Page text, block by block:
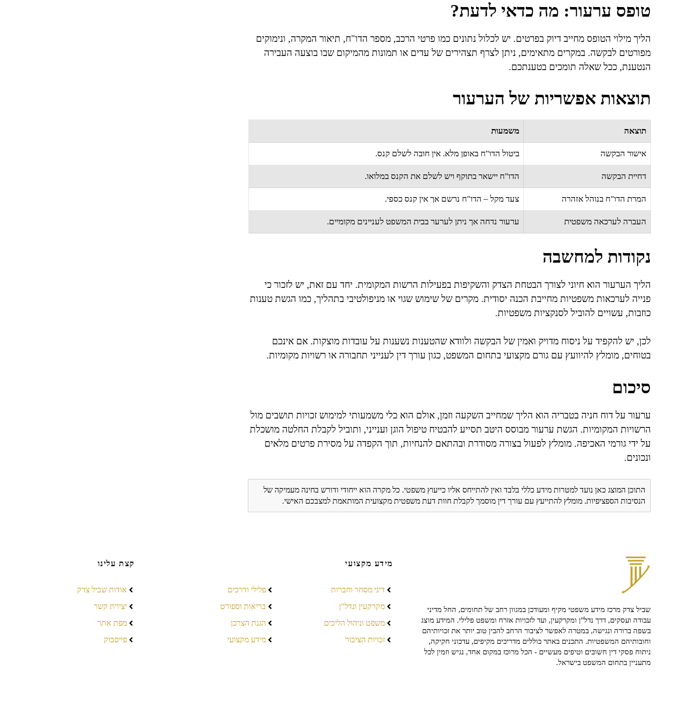
טופס ערעור: מה כדאי לדעת?
הליך מילוי הטופס מחייב דיוק בפרטים. יש לכלול נתונים כמו פרטי הרכב, מספר הדו"ח, תיאור המקרה, ונימוקים
מפורטים לבקשה. במקרים מתאימים, ניתן לצרף תצהירים של עדים או תמונות מהמיקום שבו בוצעה העבירה
הנטענת, ככל שאלה תומכים בטענתכם.
תוצאות אפשריות של הערעור
תוצאה משמעות
אישור הבקשה ביטול הדו"ח באופן מלא. אין חובה לשלם קנס.
דחיית הבקשה הדו"ח יישאר בתוקף ויש לשלם את הקנס במלואו.
המרת הדו"ח בנוהל אזהרה צעד מקל – הדו"ח נרשם אך אין קנס כספי.
העברה לערכאה משפטית ערעור נדחה אך ניתן לערער בבית המשפט לעניינים מקומיים.
נקודות למחשבה
הליך הערעור הוא חיוני לצורך הבטחת הצדק והשקיפות בפעילות הרשות המקומית. יחד עם זאת, יש לזכור כי
פנייה לערכאות משפטיות מחייבת הכנה יסודית. מקרים של שימוש שגוי או מניפולטיבי בתהליך, כמו הגשת טענות
כוזבות, עשויים להוביל לסנקציות משפטיות.
לכן, יש להקפיד על ניסוח מדויק ואמין של הבקשה ולוודא שהטענות נשענות על עובדות מוצקות. אם אינכם
בטוחים, מומלץ להיוועץ עם גורם מקצועי בתחום המשפט, כגון עורך דין לענייני תחבורה או רשויות מקומיות.
סיכום
ערעור על דוח חניה בטבריה הוא הליך שמחייב השקעה וזמן, אולם הוא כלי משמעותי למימוש זכויות תושבים מול
הרשויות המקומיות. הגשת ערעור מבוסס היטב תסייע להבטיח טיפול הוגן וענייני, ותוביל לקבלת החלטה מושכלת
על ידי גורמי האכיפה. מומלץ לפעול בצורה מסודרת ובהתאם להנחיות, תוך הקפדה על מסירת פרטים מלאים
ונכונים.
התוכן המוצג כאן נועד למטרות מידע כללי בלבד ואין להתייחס אליו כייעוץ משפטי. כל מקרה הוא ייחודי ודורש בחינה מעמיקה של
הנסיבות הספציפיות. מומלץ להתייעץ עם עורך דין מוסמך לקבלת חוות דעת משפטית מקצועית המותאמת למצבכם האישי.
שביל צדק מרכז מידע משפטי מקיף ומעודכן במגוון רחב של תחומים, החל מדיני
עבודה ועסקים, דרך נדל"ן ומקרקעין, ועד לזכויות אזרח ומשפט פלילי. המידע מוצג
בשפה ברורה ונגישה, במטרה לאפשר לציבור הרחב להבין טוב יותר את זכויותיהם
וחובותיהם המשפטיות. התכנים באתר כוללים מדריכים מקיפים, עדכוני חקיקה,
ניתוח פסקי דין חשובים וטיפים מעשיים - הכל מרוכז במקום אחד, נגיש וזמין לכל
מתעניין בתחום המשפט בישראל.
מידע מקצועי
דיני מסחר וחברות
מקרקעין ונדל"ן
משפט וניהול הליכים
זכויות הציבור
פלילי ודרכים
בריאות וספורט
הגנת הצרכן
מידע מקצועי
קצת עלינו
אודות שביל צדק
יצירת קשר
מפת אתר
פייסבוק